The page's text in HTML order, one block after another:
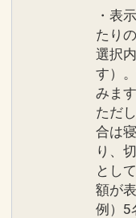
●３連泊以
要♪（１予約
５００円）
●４連泊以上
♪（要事前連
※ブッフェ
選びいただ
Ｑは定休日
があった場
ません。
※他の割引
※割引適用
ーからお進
「空室照会
ホテルポイ
●お部屋に
・表
たり
選択
す）
みます
ただ
合は
り、
とし
額が
例）5